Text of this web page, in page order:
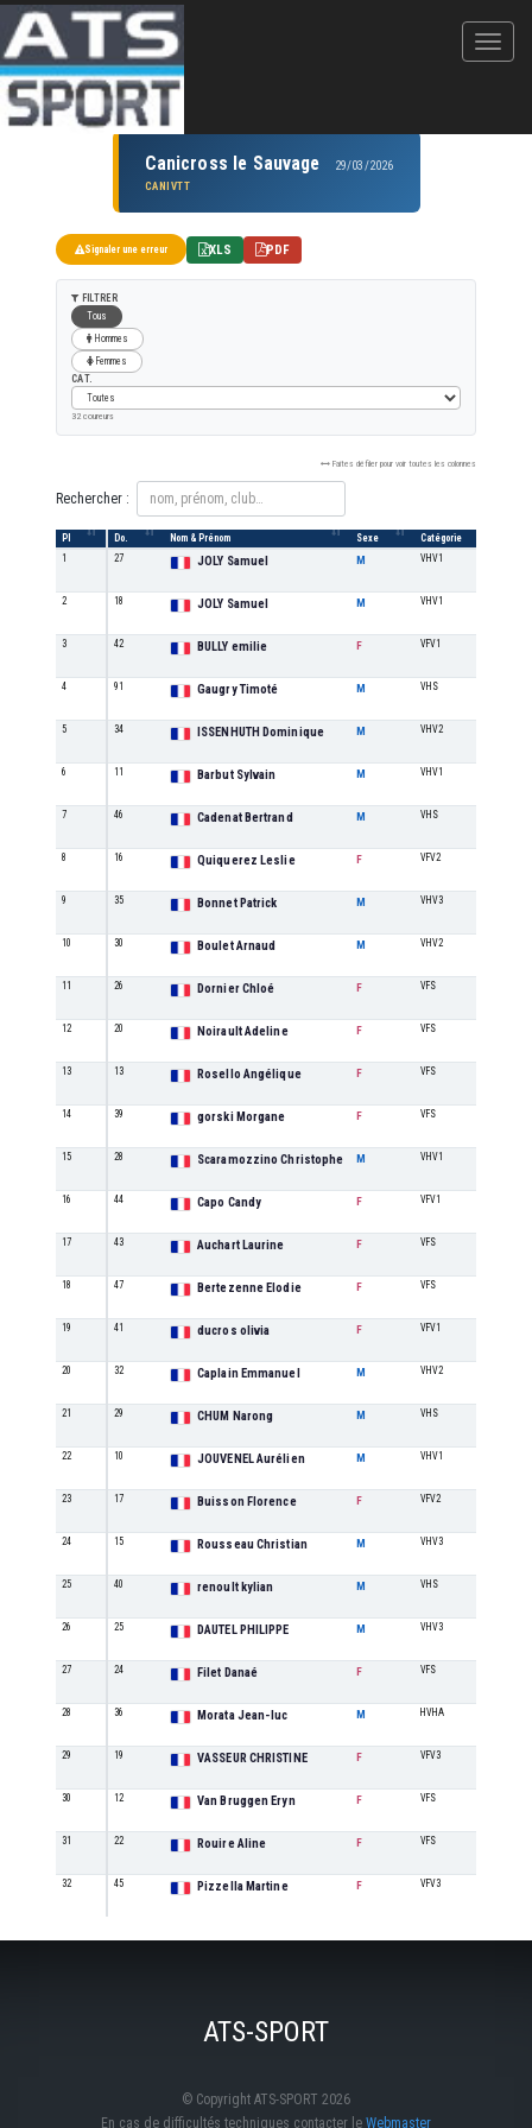
Canicross le Sauvage 29/03/2026
CANIVTT
Signaler une erreur XLS PDF
FILTRER
Tous
Hommes
Femmes
CAT.
32 coureurs
Faites défiler pour voir toutes les colonnes
Rechercher :
Pl Do. Nom & Prénom Sexe Catégorie
1
27 JOLY Samuel M VHV1
2 18 JOLY Samuel M VHV1
3 42 BULLY emilie F VFV1
4 91 Gaugry Timoté M VHS
5 34 ISSENHUTH Dominique M VHV2
6 11 Barbut Sylvain M VHV1
7 46 Cadenat Bertrand M VHS
8 16 Quiquerez Leslie F VFV2
9 35 Bonnet Patrick M VHV3
10 30 Boulet Arnaud M VHV2
11 26 Dornier Chloé F VFS
12 20 Noirault Adeline F VFS
13 13 Rosello Angélique F VFS
14 39 gorski Morgane F VFS
15 28 Scaramozzino Christophe M VHV1
16 44 Capo Candy F VFV1
17 43 Auchart Laurine F VFS
18 47 Bertezenne Elodie F VFS
19 41 ducros olivia F VFV1
20 32 Caplain Emmanuel M VHV2
21 29 CHUM Narong M VHS
22 10 JOUVENEL Aurélien M VHV1
23 17 Buisson Florence F VFV2
24 15 Rousseau Christian M VHV3
25 40 renoult kylian M VHS
26 25 DAUTEL PHILIPPE M VHV3
27 24 Filet Danaé F VFS
28 36 Morata Jean-luc M HVHA
29 19 VASSEUR CHRISTINE F VFV3
30 12 Van Bruggen Eryn F VFS
31 22 Rouire Aline F VFS
32 45 Pizzella Martine F VFV3
ATS-SPORT
© Copyright ATS-SPORT 2026
En cas de difficultés techniques contacter le Webmaster